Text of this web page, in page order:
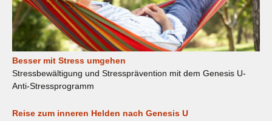
Besser mit Stress umgehen
Stressbewältigung und Stressprävention mit dem Genesis U-
Anti-Stressprogramm
Reise zum inneren Helden nach Genesis U